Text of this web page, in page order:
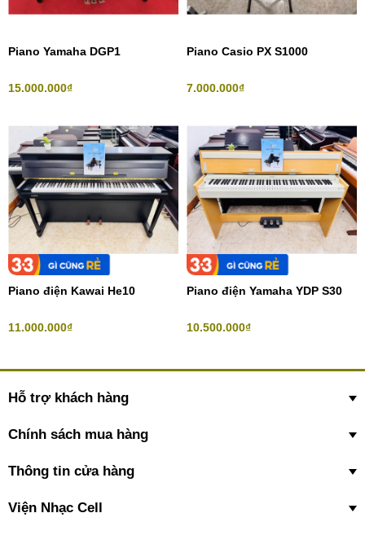
Piano Yamaha DGP1
15.000.000₫
Piano Casio PX S1000
7.000.000₫
Piano điện Kawai He10
11.000.000₫
Piano điện Yamaha YDP S30
10.500.000₫
Hỗ trợ khách hàng
Chính sách mua hàng
Thông tin cửa hàng
Viện Nhạc Cell